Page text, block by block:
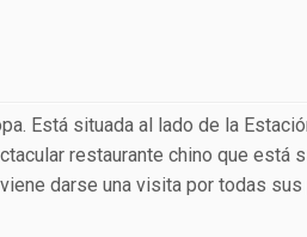
Está situada al lado de la
restaurante chino que está
darse una visita por todas sus